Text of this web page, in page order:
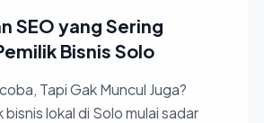
SEO yang Sering
Bisnis Solo
Tapi Gak Muncul Juga?
bisnis lokal di Solo mulai sadar